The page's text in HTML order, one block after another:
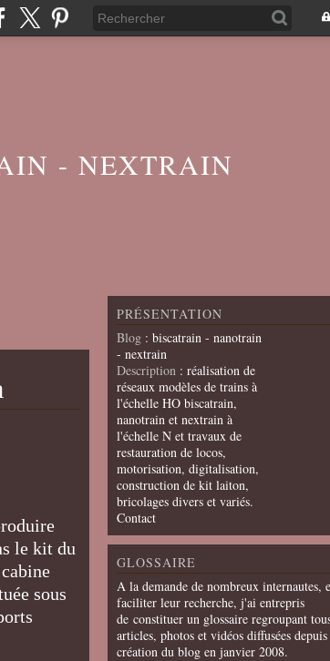
- NEXTRAIN
le kit du
sous
PRÉSENTATION
Blog : biscatrain - nanotrain
- nextrain
Description : réalisation de
réseaux modèles de trains à
l'échelle HO biscatrain,
nanotrain et nextrain à
l'échelle N et travaux de
restauration de locos,
motorisation, digitalisation,
construction de kit laiton,
bricolages divers et variés.
Contact
GLOSSAIRE
A la demande de nombreux internautes,
faciliter leur recherche, j'ai entrepris
de constituer un glossaire regroupant
articles, photos et vidéos diffusées
création du blog en janvier 2008.